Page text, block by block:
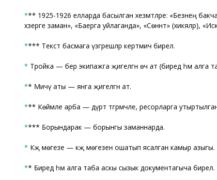
*** 1925-1926 елларда басылган хезмәтләре: «Безнең
хәзерге заман», «Баерга уйлаганда», «Сөннәт» (хикәяләр),
**** Текст басмага үзгәрешләр кертмичә бирелә.
* Тройка — бер экипажга җигелгән өч ат (биредә һәм алга
** Мичәү аты — янга җигелгән ат.
*** Көймәле арба — дүрт тәгәрмәчле, ресорларга
**** Борындарак — борынгы заманнарда.
* Кәҗә мөгезе — кәҗә мөгезенә ошатып ясалган камыр азыгы.
** Биредә һәм алга таба аскы сызык документагыча бирелә.